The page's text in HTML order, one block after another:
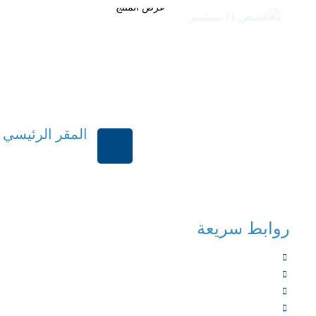
عرض المنتج
المقر الرئيسي
روابط سريعة